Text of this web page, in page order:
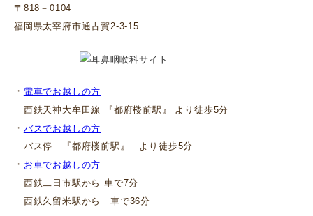
〒818－0104
福岡県太宰府市通古賀2-3-15
・ 電車でお越しの方
西鉄天神大牟田線 『都府楼前駅』 より徒歩5分
・ バスでお越しの方
バス停 『都府楼前駅』 より徒歩5分
・ お車でお越しの方
西鉄二日市駅から 車で7分
西鉄久留米駅から 車で36分